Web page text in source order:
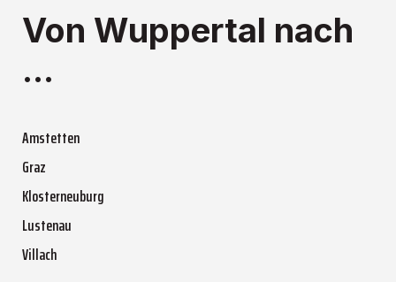
Von Wuppertal nach
...
Amstetten
Graz
Klosterneuburg
Lustenau
Villach